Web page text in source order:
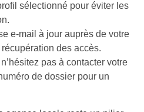
sélectionné pour éviter les
e-mail à jour auprès de votre
des accès.
pas à contacter votre
de dossier pour un